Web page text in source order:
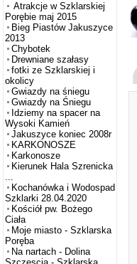
Atrakcje w Szklarskiej
Porębie maj 2015
Bieg Piastów Jakuszyce
2013
Chybotek
Drewniane szałasy
fotki ze Szklarskiej i
okolicy
Gwiazdy na śniegu
Gwiazdy na Śniegu
Idziemy na spacer na
Wysoki Kamień
Jakuszyce koniec 2008r
KARKONOSZE
Karkonosze
Kierunek Hala Szrenicka
...
Kochanówka i Wodospad
Szklarki 28.04.2020
Kościół pw. Bożego
Ciała
Moje miasto - Szklarska
Poręba
Na nartach - Dolina